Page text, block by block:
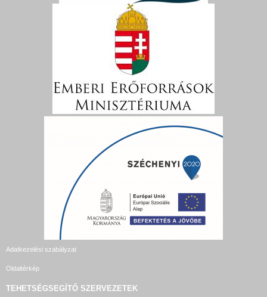
Adatkezelési szabályzat
Oldaltérkép
TEHETSÉGSEGÍTŐ SZERVEZETEK